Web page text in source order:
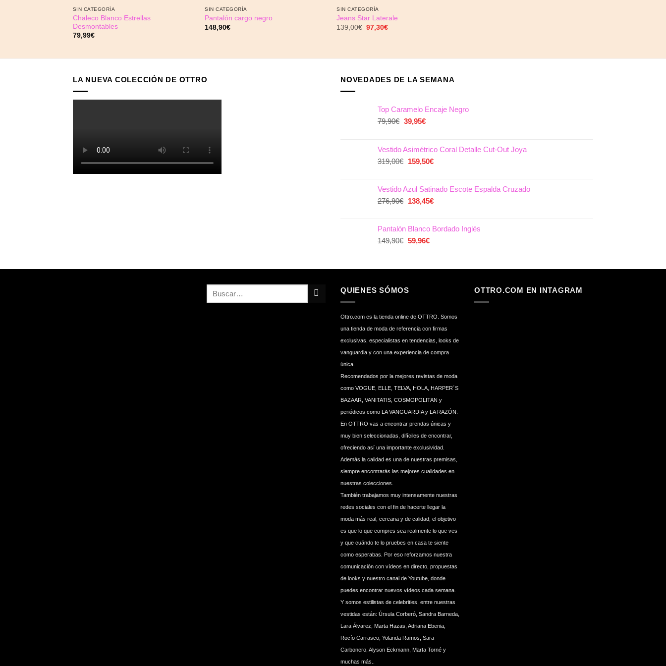
SIN CATEGORÍA
Chaleco Blanco Estrellas
Desmontables
79,99€
SIN CATEGORÍA
Pantalón cargo negro
148,90€
SIN CATEGORÍA
Jeans Star Laterale
139,00€ El
precio
97,30€El
LA NUEVA COLECCIÓN DE OTTRO NOVEDADES DE LA SEMANA
Top Caramelo Encaje Negro
79,90€ El
era:
79,90€.
39,95€El
es:
39,95€.
Vestido Asimétrico Coral Detalle Cut-Out Joya
319,00€ El
era:
319,00€.
159,50€El
es:
159,50€.
Vestido Azul Satinado Escote Espalda Cruzado
276,90€ El
era:
276,90€.
138,45€El
es:
Pantalón Blanco Bordado Inglés
149,90€ El
era:
59,96€El
es:
QUIENES SÓMOS
Ottro.com es la tienda online de OTTRO. Somos
una tienda de moda de referencia con firmas
exclusivas, especialistas en tendencias, looks de
vanguardia y con una experiencia de compra
única.
Recomendados por la mejores revistas de moda
como VOGUE, ELLE, TELVA, HOLA, HARPER´S
BAZAAR, VANITATIS, COSMOPOLITAN y
periódicos como LA VANGUARDIA y LA RAZÓN.
En OTTRO vas a encontrar prendas únicas y
muy bien seleccionadas, difíciles de encontrar,
ofreciendo así una importante exclusividad.
Además la calidad es una de nuestras premisas,
siempre encontrarás las mejores cualidades en
nuestras colecciones.
También trabajamos muy intensamente nuestras
redes sociales con el fin de hacerte llegar la
moda más real, cercana y de calidad; el objetivo
es que lo que compres sea realmente lo que ves
y que cuándo te lo pruebes en casa te siente
como esperabas. Por eso reforzamos nuestra
comunicación con vídeos en directo, propuestas
de looks y nuestro canal de Youtube, donde
puedes encontrar nuevos vídeos cada semana.
Y somos estilistas de celebrities, entre nuestras
vestidas están: Úrsula Corberó, Sandra Barneda,
Lara Álvarez, Marta Hazas, Adriana Ebenia,
Rocío Carrasco, Yolanda Ramos, Sara
Carbonero, Alyson Eckmann, Marta Torné y
muchas más..
OTTRO.COM EN INTAGRAM